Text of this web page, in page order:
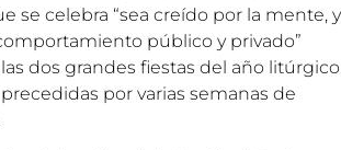
se celebra “sea creído por la mente,
público y privado”
las dos grandes fiestas del año litúrgico,
por varias semanas de